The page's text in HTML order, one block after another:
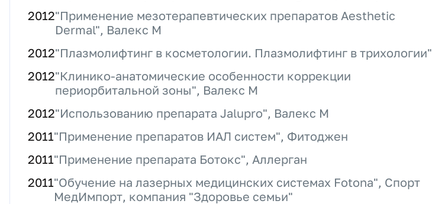
2012"Применение мезотерапевтических препаратов Aesthetic
Dermal", Валекс М
2012"Плазмолифтинг в косметологии. Плазмолифтинг в трихологии"
2012"Клинико-анатомические особенности коррекции
периорбитальной зоны", Валекс М
2012"Использованию препарата Jalupro", Валекс М
2011"Применение препаратов ИАЛ систем", Фитоджен
2011"Применение препарата Ботокс", Аллерган
2011"Обучение на лазерных медицинских системах Fotona", Спорт
МедИмпорт, компания "Здоровье семьи"